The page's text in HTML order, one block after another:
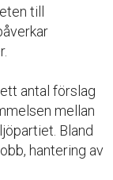
till
antal förslag
mellan
Bland
hantering av